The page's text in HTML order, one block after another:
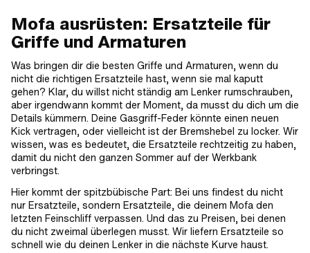
Mofa ausrüsten: Ersatzteile für
Griffe und Armaturen
Was bringen dir die besten Griffe und Armaturen, wenn du
nicht die richtigen Ersatzteile hast, wenn sie mal kaputt
gehen? Klar, du willst nicht ständig am Lenker rumschrauben,
aber irgendwann kommt der Moment, da musst du dich um die
Details kümmern. Deine Gasgriff-Feder könnte einen neuen
Kick vertragen, oder vielleicht ist der Bremshebel zu locker. Wir
wissen, was es bedeutet, die Ersatzteile rechtzeitig zu haben,
damit du nicht den ganzen Sommer auf der Werkbank
verbringst.
Hier kommt der spitzbübische Part: Bei uns findest du nicht
nur Ersatzteile, sondern Ersatzteile, die deinem Mofa den
letzten Feinschliff verpassen. Und das zu Preisen, bei denen
du nicht zweimal überlegen musst. Wir liefern Ersatzteile so
schnell wie du deinen Lenker in die nächste Kurve haust.